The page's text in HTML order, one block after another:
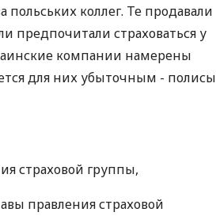
КЕШБЭКА
польських коллег. Те продавали
предпочитали страховаться у
компании намерены
для них убыточным - полисы
страховой группы,
правления страховой